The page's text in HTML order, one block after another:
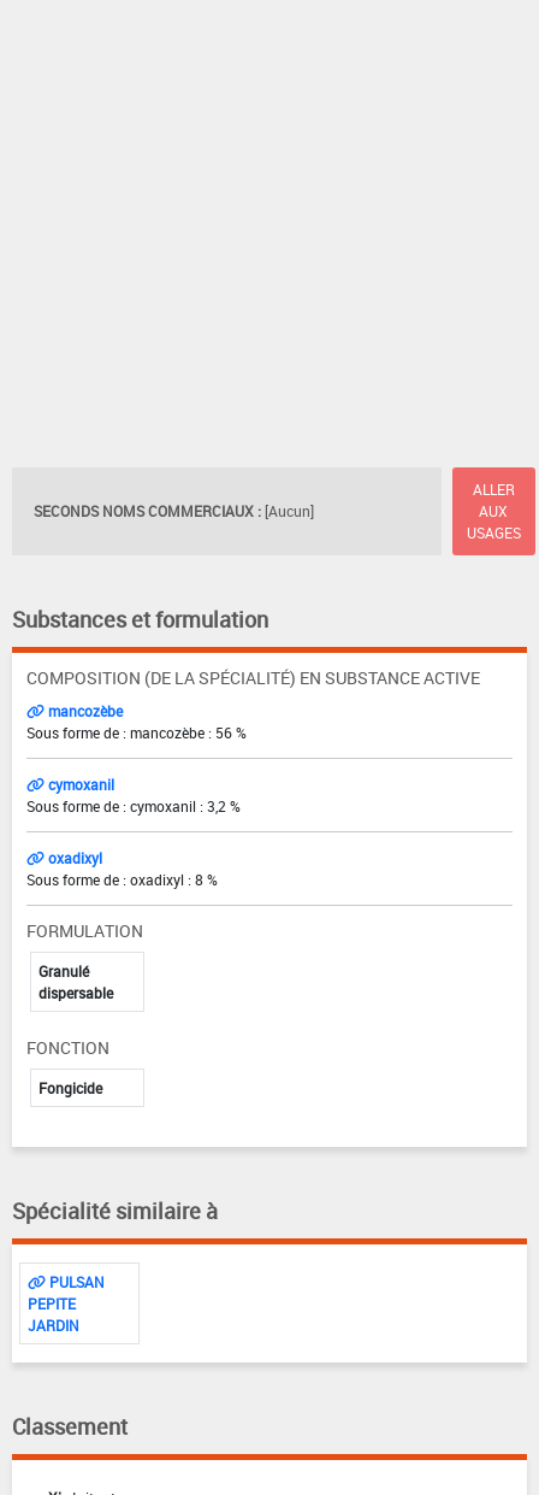
SECONDS NOMS COMMERCIAUX : [Aucun]
ALLER
AUX
USAGES
Substances et formulation
COMPOSITION (DE LA SPÉCIALITÉ) EN SUBSTANCE ACTIVE
mancozèbe
Sous forme de : mancozèbe : 56 %
cymoxanil
Sous forme de : cymoxanil : 3,2 %
oxadixyl
Sous forme de : oxadixyl : 8 %
FORMULATION
Granulé
dispersable
FONCTION
Fongicide
Spécialité similaire à
PULSAN
PEPITE
JARDIN
Classement